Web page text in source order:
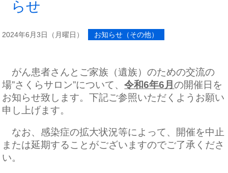
らせ
2024年6月3日（月曜日） お知らせ（その他）
がん患者さんとご家族（遺族）のための交流の
場”さくらサロン”について、令和6年6月の開催日を
お知らせ致します。下記ご参照いただくようお願い
申し上げます。
なお、感染症の拡大状況等によって、開催を中止
または延期することがございますのでご了承くださ
い。